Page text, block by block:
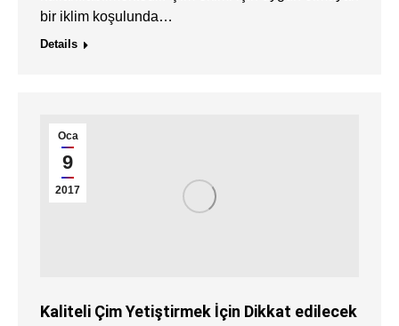
bir iklim koşulunda…
Details
Oca
9
2017
Kaliteli Çim Yetiştirmek İçin Dikkat edilecek